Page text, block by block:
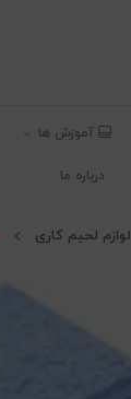
آموزش ها
درباره ما
لوازم لحیم کاری